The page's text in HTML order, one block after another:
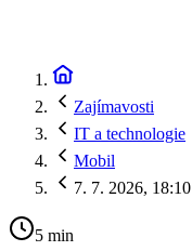
Zajímavosti
IT a technologie
Mobil
7. 7. 2026, 18:10
5 min